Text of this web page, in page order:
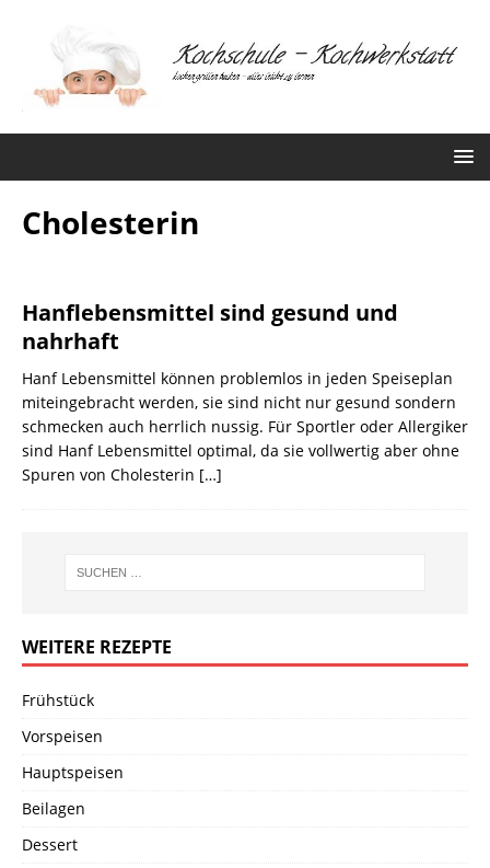
Cholesterin
Hanflebensmittel sind gesund und
nahrhaft
Hanf Lebensmittel können problemlos in jeden Speiseplan
miteingebracht werden, sie sind nicht nur gesund sondern
schmecken auch herrlich nussig. Für Sportler oder Allergiker
sind Hanf Lebensmittel optimal, da sie vollwertig aber ohne
Spuren von Cholesterin […]
WEITERE REZEPTE
Frühstück
Vorspeisen
Hauptspeisen
Beilagen
Dessert